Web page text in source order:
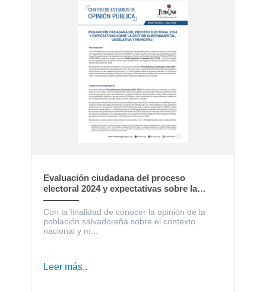
Evaluación ciudadana del proceso
electoral 2024 y expectativas sobre la
gestión gubernamental, legislativa y
municipal
Con la finalidad de conocer la opinión de la
población salvadoreña sobre el contexto
nacional y m...
Leer más..